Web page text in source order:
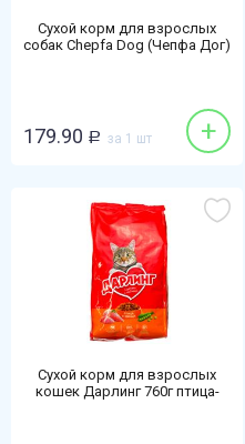
Сухой корм для взрослых
собак Chepfa Dog (Чепфа Дог)
179.90 Р за 1 шт +
Сухой корм для взрослых
кошек Дарлинг 760г птица-